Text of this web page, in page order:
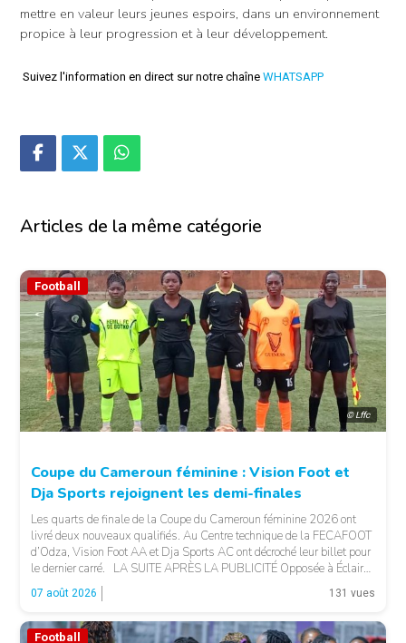
mettre en valeur leurs jeunes espoirs, dans un environnement
propice à leur progression et à leur développement.
Suivez l'information en direct sur notre chaîne WHATSAPP
Articles de la même catégorie
© Lffc
Football
Coupe du Cameroun féminine : Vision Foot et
Dja Sports rejoignent les demi-finales
Les quarts de finale de la Coupe du Cameroun féminine 2026 ont
livré deux nouveaux qualifiés. Au Centre technique de la FECAFOOT
d’Odza, Vision Foot AA et Dja Sports AC ont décroché leur billet pour
le dernier carré. LA SUITE APRÈS LA PUBLICITÉ Opposée à Éclair
FF, Vision Foot a dû patienter jusqu’à la […]
07 août 2026 131 vues
Football